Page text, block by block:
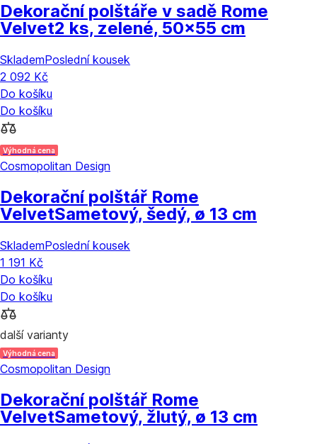
Dekorační polštáře v sadě Rome
Velvet2 ks, zelené, 50x55 cm
SklademPoslední kousek
2 092 Kč
Do košíku
Do košíku
Výhodná cena
Cosmopolitan Design
Dekorační polštář Rome
VelvetSametový, šedý, ø 13 cm
SklademPoslední kousek
1 191 Kč
Do košíku
Do košíku
další varianty
Výhodná cena
Cosmopolitan Design
Dekorační polštář Rome
VelvetSametový, žlutý, ø 13 cm